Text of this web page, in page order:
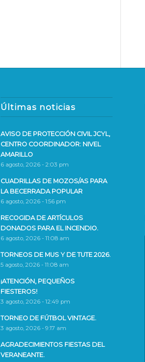
Últimas noticias
AVISO DE PROTECCIÓN CIVIL JCYL,
CENTRO COORDINADOR: NIVEL
AMARILLO
6 agosto, 2026 - 2:03 pm
CUADRILLAS DE MOZOS/AS PARA
LA BECERRADA POPULAR
6 agosto, 2026 - 1:56 pm
RECOGIDA DE ARTÍCULOS
DONADOS PARA EL INCENDIO.
6 agosto, 2026 - 11:08 am
TORNEOS DE MUS Y DE TUTE 2026.
5 agosto, 2026 - 11:08 am
¡ATENCIÓN, PEQUEÑOS
FIESTEROS!
3 agosto, 2026 - 12:49 pm
TORNEO DE FÚTBOL VINTAGE.
3 agosto, 2026 - 9:17 am
AGRADECIMIENTOS FIESTAS DEL
VERANEANTE.